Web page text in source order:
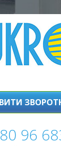
96